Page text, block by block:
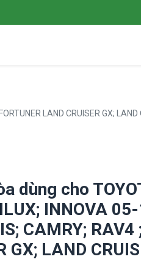
LAND CRUISER GX; LAND
dùng cho
INNOVA
CAMRY; RAV4
GX; LAND